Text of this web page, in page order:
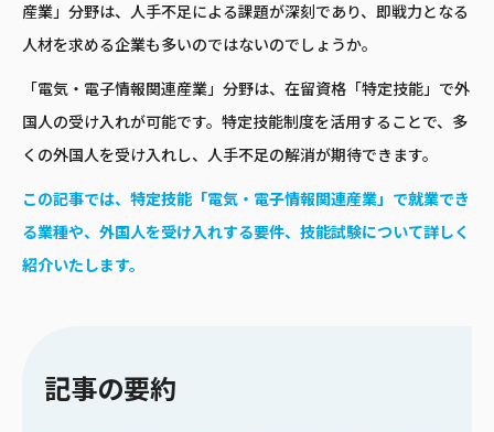
産業」分野は、人手不足による課題が深刻であり、即戦力となる
人材を求める企業も多いのではないのでしょうか。
「電気・電子情報関連産業」分野は、在留資格「特定技能」で外
国人の受け入れが可能です。特定技能制度を活用することで、多
くの外国人を受け入れし、人手不足の解消が期待できます。
この記事では、特定技能「電気・電子情報関連産業」で就業でき
る業種や、外国人を受け入れする要件、技能試験について詳しく
紹介いたします。
記事の要約